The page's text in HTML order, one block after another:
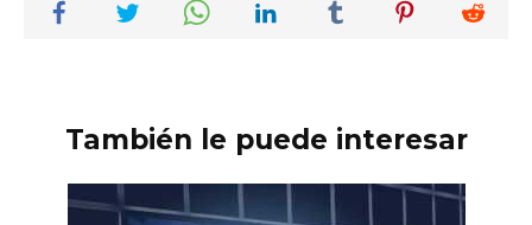
También le puede interesar